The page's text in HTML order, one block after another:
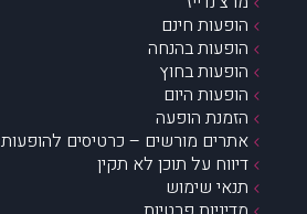
הופעות חינם
הופעות בהנחה
הופעות בחוץ
הופעות היום
הזמנת הופעה
אתרים מורשים – כרטיסים להופעות
דיווח על תוכן לא תקין
תנאי שימוש